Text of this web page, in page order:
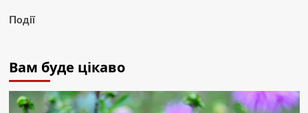
Події
Вам буде цікаво